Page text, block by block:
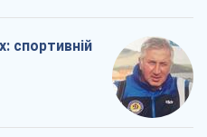
спортивній